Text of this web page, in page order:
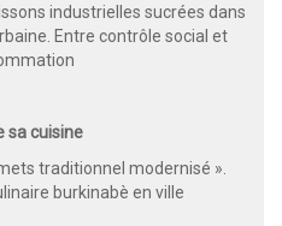
industrielles sucrées dans
Entre contrôle social et
sa cuisine
traditionnel modernisé ».
burkinabè en ville